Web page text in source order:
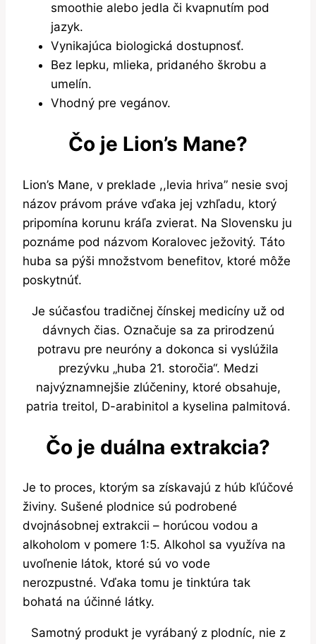
smoothie alebo jedla či kvapnutím pod
jazyk.
Vynikajúca biologická dostupnosť.
Bez lepku, mlieka, pridaného škrobu a
umelín.
Vhodný pre vegánov.
Čo je Lion’s Mane?
Lion’s Mane, v preklade ,,levia hriva” nesie svoj
názov právom práve vďaka jej vzhľadu, ktorý
pripomína korunu kráľa zvierat. Na Slovensku ju
poznáme pod názvom Koralovec ježovitý. Táto
huba sa pýši množstvom benefitov, ktoré môže
poskytnúť.
Je súčasťou tradičnej čínskej medicíny už od
dávnych čias. Označuje sa za prirodzenú
potravu pre neuróny a dokonca si vyslúžila
prezývku „huba 21. storočia“. Medzi
najvýznamnejšie zlúčeniny, ktoré obsahuje,
patria treitol, D-arabinitol a kyselina palmitová.
Čo je duálna extrakcia?
Je to proces, ktorým sa získavajú z húb kľúčové
živiny. Sušené plodnice sú podrobené
dvojnásobnej extrakcii – horúcou vodou a
alkoholom v pomere 1:5. Alkohol sa využíva na
uvoľnenie látok, ktoré sú vo vode
nerozpustné. Vďaka tomu je tinktúra tak
bohatá na účinné látky.
Samotný produkt je vyrábaný z plodníc, nie z